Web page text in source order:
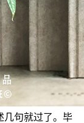
几句就过了。毕